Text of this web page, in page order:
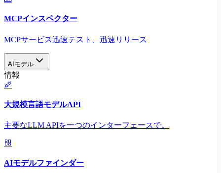
MCPインスペクター
MCPサービス迅速テスト、迅速リリース
AIモデル
情報
大規模言語モデルAPI
主要なLLM APIを一つのインターフェースで。
AIモデルファインダー